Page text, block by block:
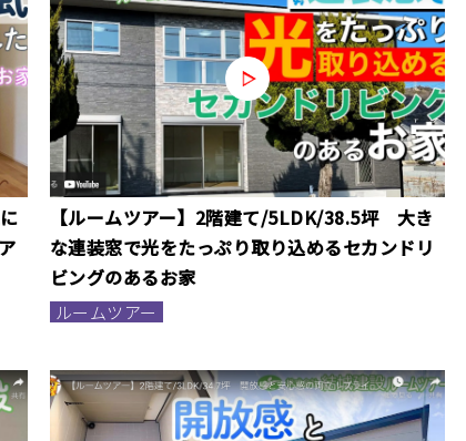
【ルームツアー】2階建て/5LDK/38.5坪 大き
な連装窓で光をたっぷり取り込めるセカンドリ
ビングのあるお家
ルームツアー